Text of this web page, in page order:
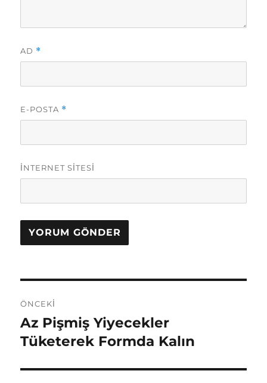
AD *
E-POSTA *
İNTERNET SITESI
a
z
ı
ÖNCEKI
Ö
n
e
Az Pişmiş Yiyecekler
Tüketerek Formda Kalın